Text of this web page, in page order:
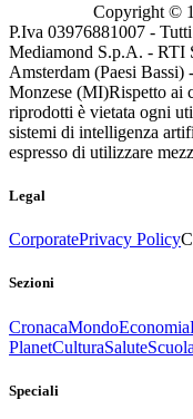
Copyright ©
P.Iva 03976881007 -
Mediamond S.p.A. - RTI
Amsterdam (Paesi
Monzese (MI)Rispetto ai
riprodotti è vietata ogni
sistemi di intelligenza
espresso di utilizzare
Legal
CorporatePrivacy Policy
Sezioni
CronacaMondoEconomia
PlanetCulturaSaluteScuola
Speciali